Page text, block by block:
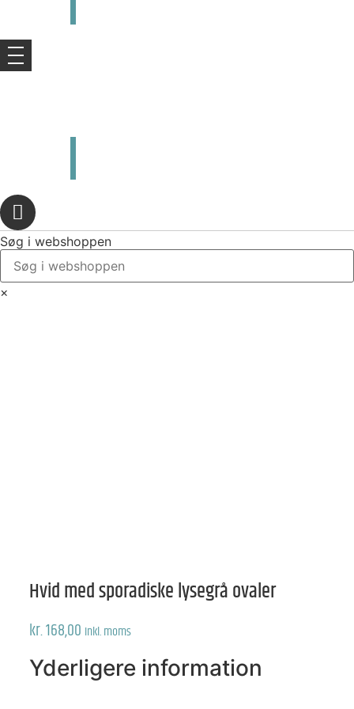
Søg i webshoppen
×
Hvid med sporadiske lysegrå ovaler
kr.168,00 Inkl. moms
Yderligere information